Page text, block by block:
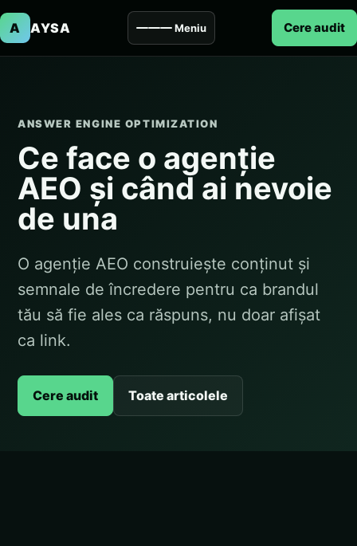
A AYSA Meniu Cere audit
ANSWER ENGINE OPTIMIZATION
Ce face o agenție
AEO și când ai nevoie
de una
O agenție AEO construiește conținut și
semnale de încredere pentru ca brandul
tău să fie ales ca răspuns, nu doar afișat
ca link.
Cere audit Toate articolele